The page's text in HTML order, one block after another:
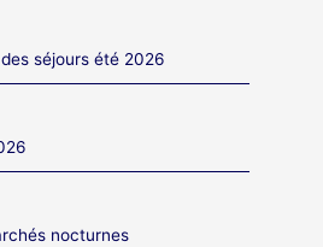
séjours été 2026
nocturnes